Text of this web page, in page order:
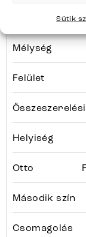
Sütik
Magasság
Mélység
Felület
Helyiség
Otto
Második szín
Csomagolás